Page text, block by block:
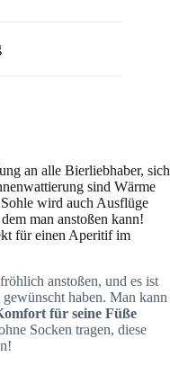
an alle Bierliebhaber, sich
sind Wärme
wird auch Ausflüge
man anstoßen kann!
für einen Aperitif im
anstoßen, und es ist
haben. Man kann
für seine Füße
Socken tragen, diese